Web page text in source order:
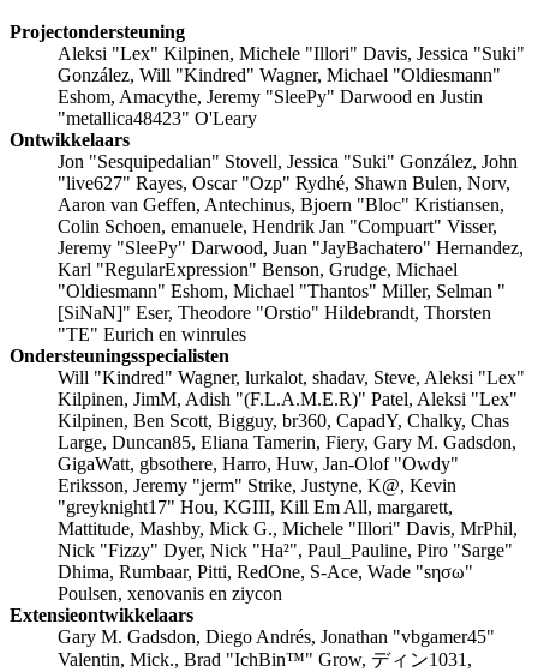
Projectondersteuning
Aleksi "Lex" Kilpinen, Michele "Illori" Davis, Jessica "Suki"
González, Will "Kindred" Wagner, Michael "Oldiesmann"
Eshom, Amacythe, Jeremy "SleePy" Darwood en Justin
"metallica48423" O'Leary
Ontwikkelaars
Jon "Sesquipedalian" Stovell, Jessica "Suki" González, John
"live627" Rayes, Oscar "Ozp" Rydhé, Shawn Bulen, Norv,
Aaron van Geffen, Antechinus, Bjoern "Bloc" Kristiansen,
Colin Schoen, emanuele, Hendrik Jan "Compuart" Visser,
Jeremy "SleePy" Darwood, Juan "JayBachatero" Hernandez,
Karl "RegularExpression" Benson, Grudge, Michael
"Oldiesmann" Eshom, Michael "Thantos" Miller, Selman "
[SiNaN]" Eser, Theodore "Orstio" Hildebrandt, Thorsten
"TE" Eurich en winrules
Ondersteuningsspecialisten
Will "Kindred" Wagner, lurkalot, shadav, Steve, Aleksi "Lex"
Kilpinen, JimM, Adish "(F.L.A.M.E.R)" Patel, Aleksi "Lex"
Kilpinen, Ben Scott, Bigguy, br360, CapadY, Chalky, Chas
Large, Duncan85, Eliana Tamerin, Fiery, Gary M. Gadsdon,
GigaWatt, gbsothere, Harro, Huw, Jan-Olof "Owdy"
Eriksson, Jeremy "jerm" Strike, Justyne, K@, Kevin
"greyknight17" Hou, KGIII, Kill Em All, margarett,
Mattitude, Mashby, Mick G., Michele "Illori" Davis, MrPhil,
Nick "Fizzy" Dyer, Nick "Ha²", Paul_Pauline, Piro "Sarge"
Dhima, Rumbaar, Pitti, RedOne, S-Ace, Wade "sησω"
Poulsen, xenovanis en ziycon
Extensieontwikkelaars
Gary M. Gadsdon, Diego Andrés, Jonathan "vbgamer45"
Valentin, Mick., Brad "IchBin™" Grow, ディン1031,